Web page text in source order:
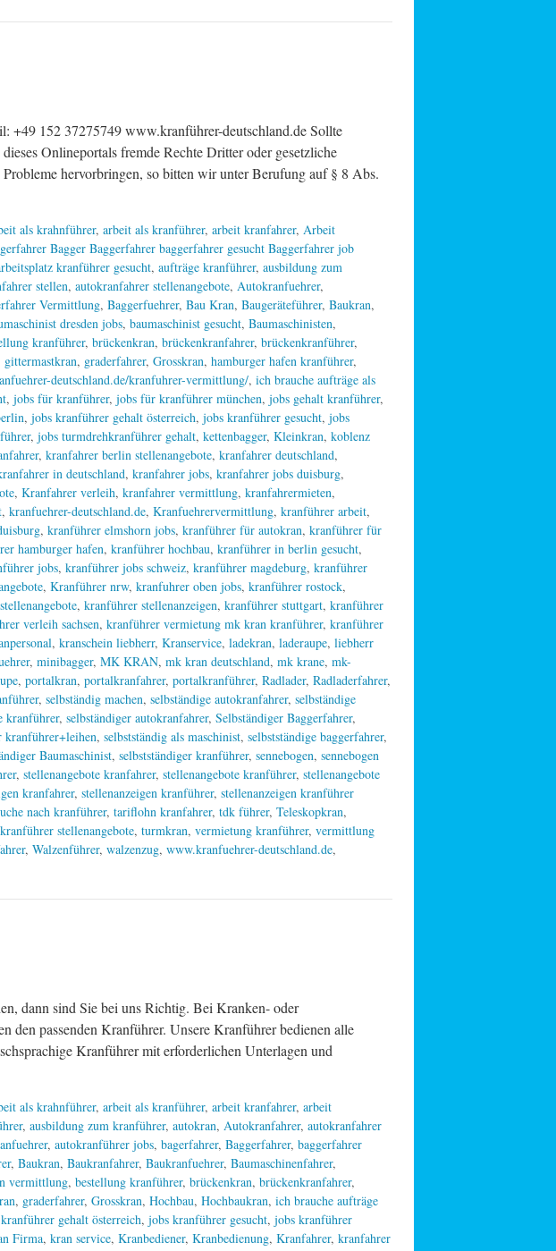
+49 152 37275749 www.kranführer-deutschland.de Sollte
Onlineportals fremde Rechte Dritter oder gesetzliche
hervorbringen, so bitten wir unter Berufung auf § 8 Abs.
als krahnführer, arbeit als kranführer, arbeit kranfahrer, Arbeit
Bagger Baggerfahrer baggerfahrer gesucht Baggerfahrer job
kranführer gesucht, aufträge kranführer, ausbildung zum
stellen, autokranfahrer stellenangebote, Autokranfuehrer,
Vermittlung, Baggerfuehrer, Bau Kran, Baugeräteführer, Baukran,
dresden jobs, baumaschinist gesucht, Baumaschinisten,
kranführer, brückenkran, brückenkranfahrer, brückenkranführer,
gittermastkran, graderfahrer, Grosskran, hamburger hafen kranführer,
deutschland.de/kranfuhrer-vermittlung/, ich brauche aufträge als
, jobs für kranführer, jobs für kranführer münchen, jobs gehalt kranführer,
, jobs kranführer gehalt österreich, jobs kranführer gesucht, jobs
, jobs turmdrehkranführer gehalt, kettenbagger, Kleinkran, koblenz
, kranfahrer berlin stellenangebote, kranfahrer deutschland,
in deutschland, kranfahrer jobs, kranfahrer jobs duisburg,
, Kranfahrer verleih, kranfahrer vermittlung, kranfahrermieten,
, kranfuehrer-deutschland.de, Kranfuehrervermittlung, kranführer arbeit,
, kranführer elmshorn jobs, kranführer für autokran, kranführer für
hamburger hafen, kranführer hochbau, kranführer in berlin gesucht,
jobs, kranführer jobs schweiz, kranführer magdeburg, kranführer
, Kranführer nrw, kranfuhrer oben jobs, kranführer rostock,
, kranführer stellenanzeigen, kranführer stuttgart, kranführer
verleih sachsen, kranführer vermietung mk kran kranführer, kranführer
, kranschein liebherr, Kranservice, ladekran, laderaupe, liebherr
, minibagger, MK KRAN, mk kran deutschland, mk krane, mk-
, portalkran, portalkranfahrer, portalkranführer, Radlader, Radladerfahrer,
, selbständig machen, selbständige autokranfahrer, selbständige
kranführer, selbständiger autokranfahrer, Selbständiger Baggerfahrer,
kranführer+leihen, selbstständig als maschinist, selbstständige baggerfahrer,
Baumaschinist, selbstständiger kranführer, sennebogen, sennebogen
, stellenangebote kranfahrer, stellenangebote kranführer, stellenangebote
kranfahrer, stellenanzeigen kranführer, stellenanzeigen kranführer
nach kranführer, tariflohn kranfahrer, tdk führer, Teleskopkran,
stellenangebote, turmkran, vermietung kranführer, vermittlung
, Walzenführer, walzenzug, www.kranfuehrer-deutschland.de,
dann sind Sie bei uns Richtig. Bei Kranken- oder
passenden Kranführer. Unsere Kranführer bedienen alle
Kranführer mit erforderlichen Unterlagen und
als krahnführer, arbeit als kranführer, arbeit kranfahrer, arbeit
, ausbildung zum kranführer, autokran, Autokranfahrer, autokranfahrer
, autokranführer jobs, bagerfahrer, Baggerfahrer, baggerfahrer
, Baukran, Baukranfahrer, Baukranfuehrer, Baumaschinenfahrer,
vermittlung, bestellung kranführer, brückenkran, brückenkranfahrer,
, graderfahrer, Grosskran, Hochbau, Hochbaukran, ich brauche aufträge
gehalt österreich, jobs kranführer gesucht, jobs kranführer
Firma, kran service, Kranbediener, Kranbedienung, Kranfahrer, kranfahrer